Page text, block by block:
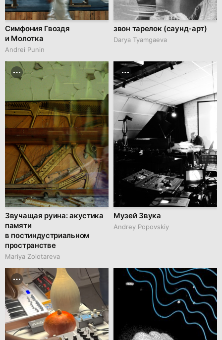
Симфония Гвоздя
и Молотка
Andrei Punin
звон тарелок (саунд-арт)
Darya Tyamgaeva
Звучащая руина: акустика
памяти
в постиндустриальном
пространстве
Mariya Zolotareva
Музей Звука
Andrey Popovskiy